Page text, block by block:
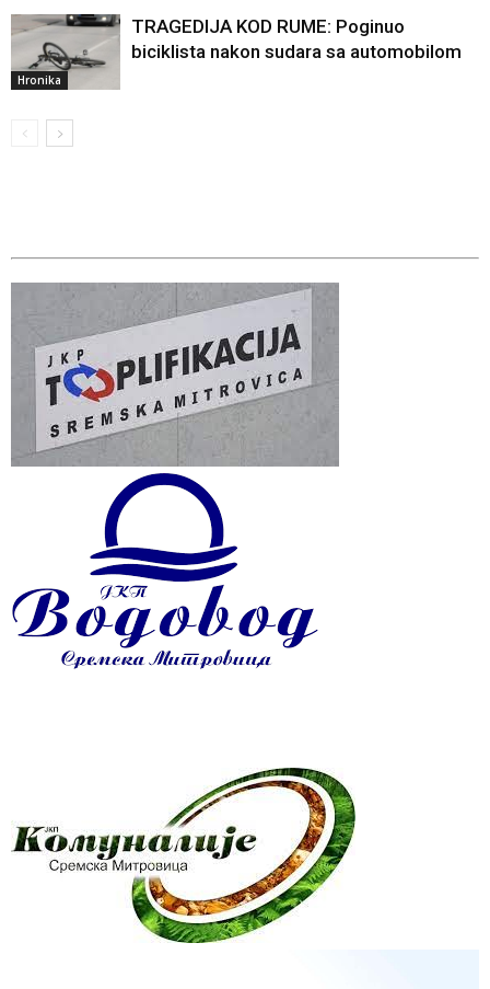
Hronika
TRAGEDIJA KOD RUME: Poginuo
biciklista nakon sudara sa automobilom